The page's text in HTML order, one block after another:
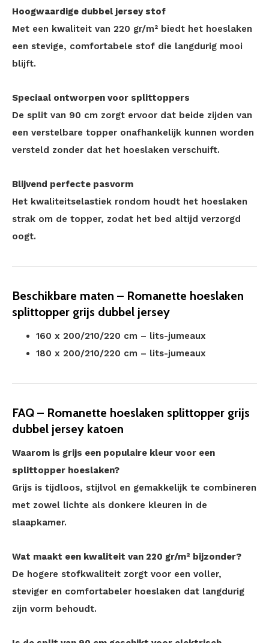
Hoogwaardige dubbel jersey stof
Met een kwaliteit van 220 gr/m² biedt het hoeslaken
een stevige, comfortabele stof die langdurig mooi
blijft.
Speciaal ontworpen voor splittoppers
De split van 90 cm zorgt ervoor dat beide zijden van
een verstelbare topper onafhankelijk kunnen worden
versteld zonder dat het hoeslaken verschuift.
Blijvend perfecte pasvorm
Het kwaliteitselastiek rondom houdt het hoeslaken
strak om de topper, zodat het bed altijd verzorgd
oogt.
Beschikbare maten – Romanette hoeslaken
splittopper grijs dubbel jersey
160 x 200/210/220 cm – lits-jumeaux
180 x 200/210/220 cm – lits-jumeaux
FAQ – Romanette hoeslaken splittopper grijs
dubbel jersey katoen
Waarom is grijs een populaire kleur voor een
splittopper hoeslaken?
Grijs is tijdloos, stijlvol en gemakkelijk te combineren
met zowel lichte als donkere kleuren in de
slaapkamer.
Wat maakt een kwaliteit van 220 gr/m² bijzonder?
De hogere stofkwaliteit zorgt voor een voller,
steviger en comfortabeler hoeslaken dat langdurig
zijn vorm behoudt.